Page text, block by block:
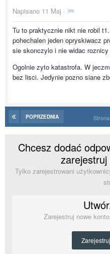
Napisano 11 Maj ·
Tu to praktycznie nikt nie robil
pohechalen jeden opryskiwacz
sie skonczylo i nie widac
Ogolnie zyto katastrofa. W
bez lisci. Jedynie pozno siane
POPRZEDNIA
Chcesz dodać
Tylko zarejestrowani
Zarejestruj nowe